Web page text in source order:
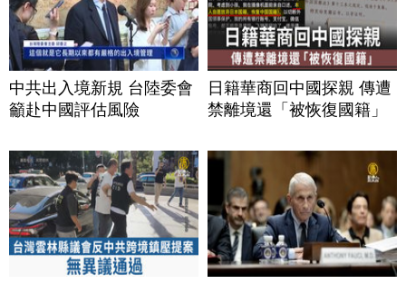
中共出入境新規 台陸委會
籲赴中國評估風險
日籍華商回中國探親 傳遭
禁離境還「被恢復國籍」